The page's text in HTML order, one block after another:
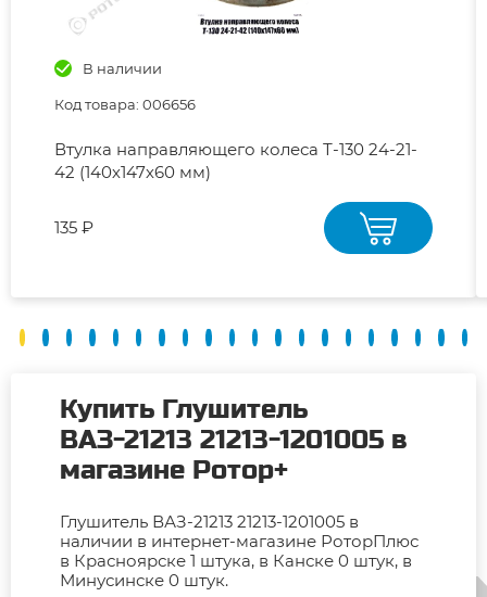
В наличии
Код товара: 006656
Втулка направляющего колеса Т-130 24-21-
42 (140х147х60 мм)
135 ₽
Купить Глушитель
ВАЗ-21213 21213-1201005 в
магазине Ротор+
Глушитель ВАЗ-21213 21213-1201005 в
наличии в интернет-магазине РоторПлюс
в Красноярске 1 штука, в Канске 0 штук, в
Минусинске 0 штук.